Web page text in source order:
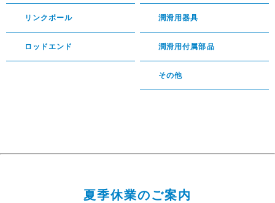
リンクボール
ロッドエンド
潤滑用器具
潤滑用付属部品
その他
夏季休業のご案内